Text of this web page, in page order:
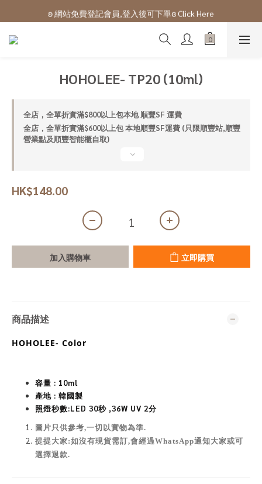
ʚ 網站免費登記會員,登入後可下單ɞ Click Here
ʚ 網站免費登記會員,登入後可下單ɞ Click Here
ʚ網站及門市購物滿$100以上會有購物金回贈ɞ
HOHOLEE- TP20 (10ml)
全店，全單折實滿$800以上包本地 順豐SF 運費
全店，全單折實滿$600以上包 本地順豐SF運費 (只限順豐站,順豐
營業點及順豐智能櫃自取)
HK$148.00
加入購物車 立即購買
商品描述
HOHOLEE- Color
容量 : 10ml
產地 : 韓國製
照燈秒數:LED 30秒 ,36W UV 2分
圖片只供參考,一切以實物為準.
提提大家:如沒有現貨需訂,會經過WhatsApp通知大家或可
選擇退款.